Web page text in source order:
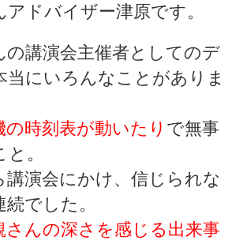
アドバイザー津原です。
の講演会主催者としてのデ
当にいろんなことがありま
の時刻表が動いたり で無事
。
講演会にかけ、信じられな
でした。
さんの深さを感じる出来事